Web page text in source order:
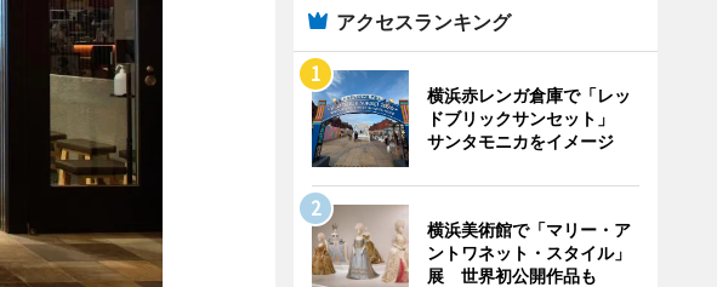
アクセスランキング
横浜赤レンガ倉庫で「レッ
ドブリックサンセット」
サンタモニカをイメージ
横浜美術館で「マリー・ア
ントワネット・スタイル」
展 世界初公開作品も